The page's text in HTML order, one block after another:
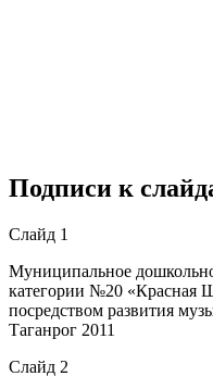
Подписи к
Слайд 1
Муниципальное
категории №20 «Красная
посредством развития
Таганрог 2011
Слайд 2